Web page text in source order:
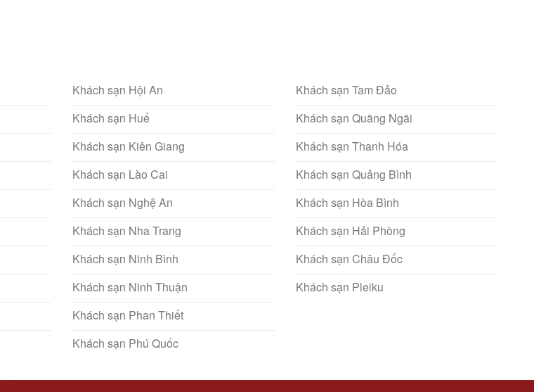
Khách sạn Hội An
Khách sạn Huế
Khách sạn Kiên Giang
Khách sạn Lào Cai
Khách sạn Nghệ An
Khách sạn Nha Trang
Khách sạn Ninh Bình
Khách sạn Ninh Thuận
Khách sạn Phan Thiết
Khách sạn Phú Quốc
Khách sạn Tam Đảo
Khách sạn Quãng Ngãi
Khách sạn Thanh Hóa
Khách sạn Quảng Bình
Khách sạn Hòa Bình
Khách sạn Hải Phòng
Khách sạn Châu Đốc
Khách sạn Pleiku